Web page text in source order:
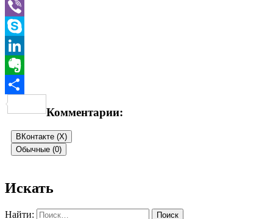
WhatsApp
Viber
Skype
LinkedIn
Evernote
Комментарии:
ВКонтакте (X)
Обычные (0)
Добавить комментарий
Ваш адрес email не будет опубликован. Обязательные поля
Искать
Найти: